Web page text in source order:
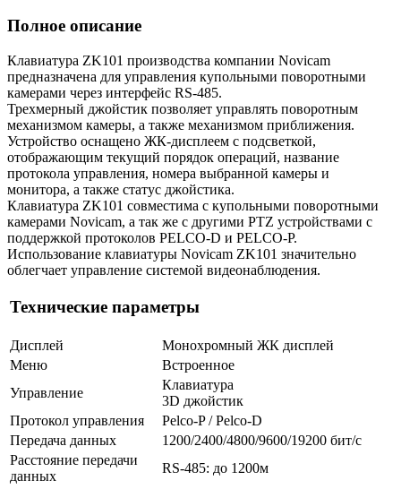
Полное описание
Клавиатура ZK101 производства компании Novicam
предназначена для управления купольными поворотными
камерами через интерфейс RS-485.
Трехмерный джойстик позволяет управлять поворотным
механизмом камеры, а также механизмом приближения.
Устройство оснащено ЖК-дисплеем с подсветкой,
отображающим текущий порядок операций, название
протокола управления, номера выбранной камеры и
монитора, а также статус джойстика.
Клавиатура ZK101 совместима с купольными поворотными
камерами Novicam, а так же с другими PTZ устройствами с
поддержкой протоколов PELCO-D и PELCO-P.
Использование клавиатуры Novicam ZK101 значительно
облегчает управление системой видеонаблюдения.
Технические параметры
Дисплей
Монохромный ЖК дисплей
Меню
Встроенное
Управление
Клавиатура
3D джойстик
Протокол управления
Pelco-P / Pelco-D
Передача данных
1200/2400/4800/9600/19200 бит/с
Расстояние передачи
данных
RS-485: до 1200м